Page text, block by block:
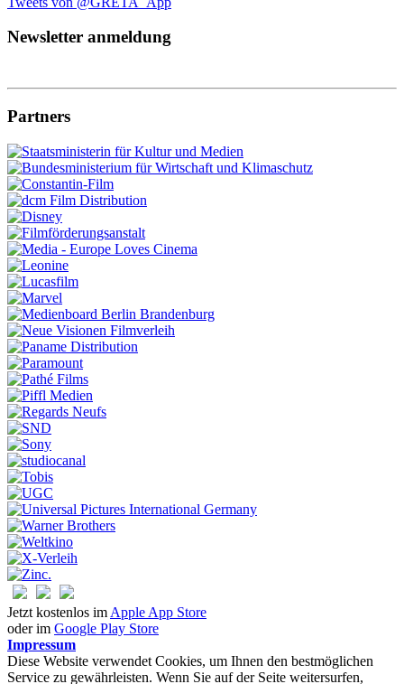
Newsletter anmeldung
Partners
Jetzt kostenlos im Apple App Store
oder im Google Play Store
Impressum
Diese Website verwendet Cookies, um Ihnen den bestmöglichen
Service zu gewährleisten. Wenn Sie auf der Seite weitersurfen,